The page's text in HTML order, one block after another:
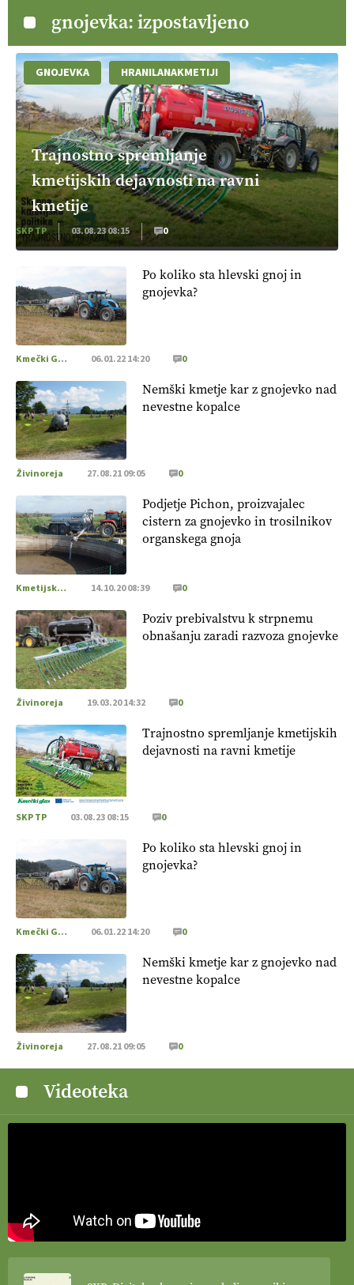
gnojevka: izpostavljeno
GNOJEVKA HRANILANAKMETIJI
Trajnostno spremljanje
kmetijskih dejavnosti na ravni
kmetije
SKP TP 03.08.23 08:15 0
Po koliko sta hlevski gnoj in
gnojevka?
Kmečki Glas 06.01.22 14:20 0
Nemški kmetje kar z gnojevko nad
nevestne kopalce
Živinoreja 27.08.21 09:05 0
Podjetje Pichon, proizvajalec
cistern za gnojevko in trosilnikov
organskega gnoja
Kmetijska mehanizacija 14.10.20 08:39 0
Poziv prebivalstvu k strpnemu
obnašanju zaradi razvoza gnojevke
Živinoreja 19.03.20 14:32 0
Trajnostno spremljanje kmetijskih
dejavnosti na ravni kmetije
SKP TP 03.08.23 08:15 0
Po koliko sta hlevski gnoj in
gnojevka?
Kmečki Glas 06.01.22 14:20 0
Nemški kmetje kar z gnojevko nad
nevestne kopalce
Živinoreja 27.08.21 09:05 0
Videoteka